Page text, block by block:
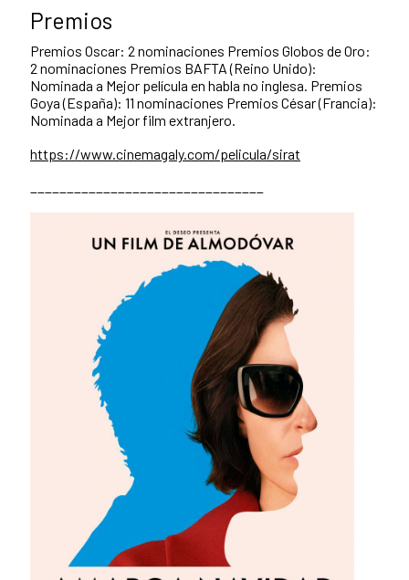
Premios
Premios Oscar: 2 nominaciones Premios Globos de Oro:
2 nominaciones Premios BAFTA (Reino Unido):
Nominada a Mejor película en habla no inglesa. Premios
Goya (España): 11 nominaciones Premios César (Francia):
Nominada a Mejor film extranjero.
https://www.cinemagaly.com/pelicula/sirat